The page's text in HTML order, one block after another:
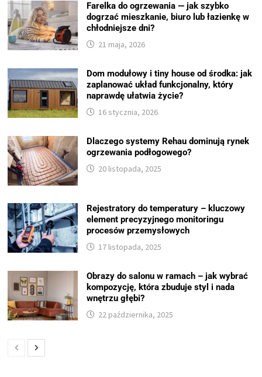
Farelka do ogrzewania — jak szybko
dogrzać mieszkanie, biuro lub łazienkę w
chłodniejsze dni?
21 maja, 2026
Dom modułowy i tiny house od środka: jak
zaplanować układ funkcjonalny, który
naprawdę ułatwia życie?
16 stycznia, 2026
Dlaczego systemy Rehau dominują rynek
ogrzewania podłogowego?
20 listopada, 2025
Rejestratory do temperatury – kluczowy
element precyzyjnego monitoringu
procesów przemysłowych
17 listopada, 2025
Obrazy do salonu w ramach – jak wybrać
kompozycję, która zbuduje styl i nada
wnętrzu głębi?
22 października, 2025